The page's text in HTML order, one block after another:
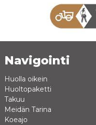
Navigointi
Huolla oikein
Huoltopaketti
Takuu
Meidän Tarina
Koeajo